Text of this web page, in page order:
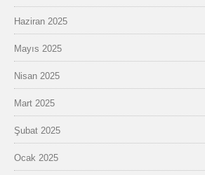
Haziran 2025
Mayıs 2025
Nisan 2025
Mart 2025
Şubat 2025
Ocak 2025